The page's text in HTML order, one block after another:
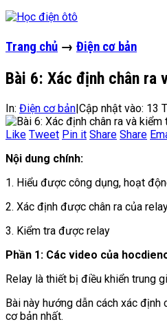
Trang chủ → Điện cơ bản
Bài 6: Xác định chân ra
In: Điện cơ bản|Cập nhật vào: 13
Like Tweet Pin it Share Share
Nội dung chính:
1. Hiểu được công dụng, hoạt
2. Xác định được chân ra của
3. Kiểm tra được relay
Phần 1: Các video của
Relay là thiết bị điều khiển trung
Bài này hướng dẫn cách xác định
cơ bản nhất.